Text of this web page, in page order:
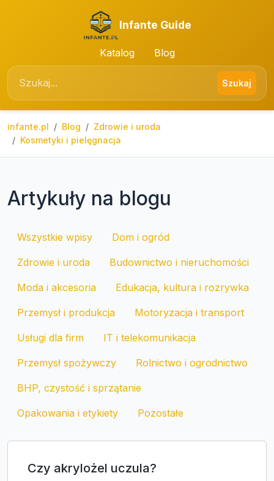
Infante Guide
Katalog Blog
Szukaj
infante.pl Blog
Zdrowie i uroda
Kosmetyki i pielęgnacja
Artykuły na blogu
Wszystkie wpisy Dom i ogród
Zdrowie i uroda Budownictwo i nieruchomości
Moda i akcesoria Edukacja, kultura i rozrywka
Przemysł i produkcja Motoryzacja i transport
Usługi dla firm IT i telekomunikacja
Przemysł spożywczy Rolnictwo i ogrodnictwo
BHP, czystość i sprzątanie
Opakowania i etykiety Pozostałe
Czy akrylożel uczula?